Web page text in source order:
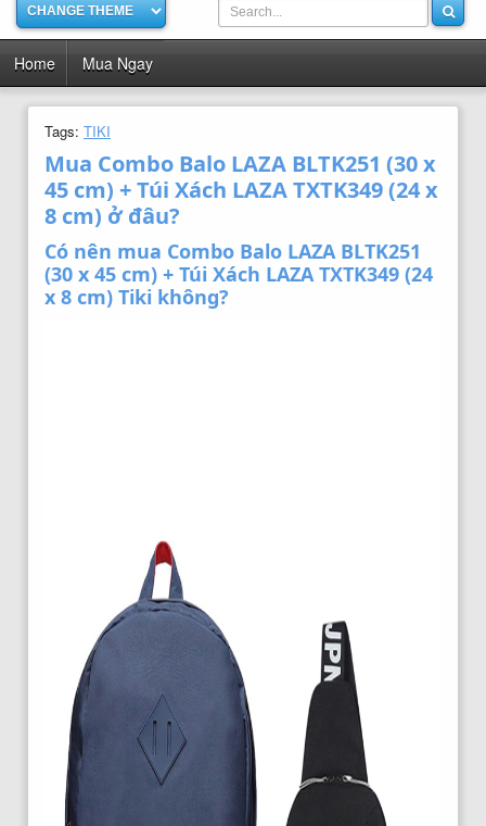
Home Mua Ngay
Tags: TIKI
Mua Combo Balo LAZA BLTK251 (30 x
45 cm) + Túi Xách LAZA TXTK349 (24 x
8 cm) ở đâu?
Có nên mua Combo Balo LAZA BLTK251
(30 x 45 cm) + Túi Xách LAZA TXTK349 (24
x 8 cm) Tiki không?